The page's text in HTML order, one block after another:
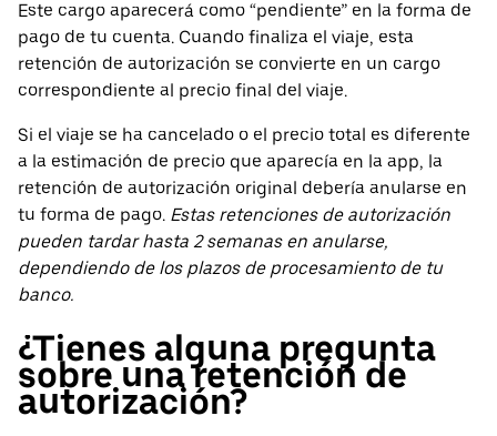
Este cargo aparecerá como “pendiente” en la forma de
pago de tu cuenta. Cuando finaliza el viaje, esta
retención de autorización se convierte en un cargo
correspondiente al precio final del viaje.
Si el viaje se ha cancelado o el precio total es diferente
a la estimación de precio que aparecía en la app, la
retención de autorización original debería anularse en
tu forma de pago. Estas retenciones de autorización
pueden tardar hasta 2 semanas en anularse,
dependiendo de los plazos de procesamiento de tu
banco.
¿Tienes alguna pregunta
sobre una retención de
autorización?